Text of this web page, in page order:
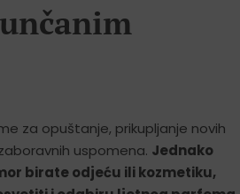
za opuštanje, prikupljanje novih
uspomena. Jednako
birate odjeću ili kozmetiku,